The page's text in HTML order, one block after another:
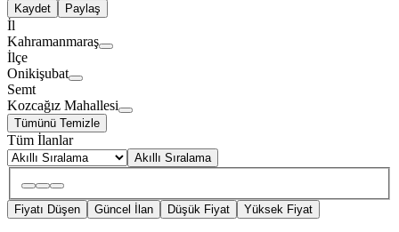
Kaydet
Paylaş
İl
Kahramanmaraş
İlçe
Onikişubat
Semt
Kozcağız Mahallesi
Tümünü Temizle
Tüm İlanlar
Akıllı Sıralama
Fiyatı Düşen Güncel İlan Düşük Fiyat Yüksek Fiyat